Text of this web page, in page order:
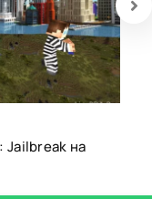
Jailbreak на